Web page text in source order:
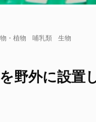
・植物 哺乳類 生物
野外に設置